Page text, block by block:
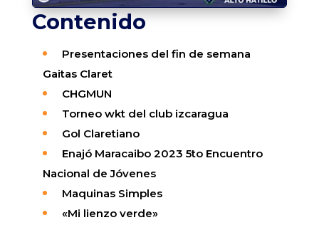
Contenido
Presentaciones del fin de semana
Gaitas Claret
CHGMUN
Torneo wkt del club izcaragua
Gol Claretiano
Enajó Maracaibo 2023 5to Encuentro
Nacional de Jóvenes
Maquinas Simples
«Mi lienzo verde»